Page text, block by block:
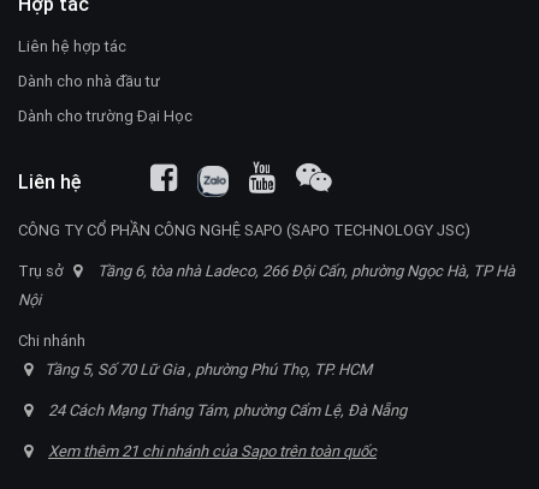
Liên hệ hợp tác
Dành cho nhà đầu tư
Dành cho trường Đại Học
Liên hệ
CÔNG TY CỔ PHẦN CÔNG NGHỆ SAPO (SAPO TECHNOLOGY JSC)
Trụ sở
Tầng 6, tòa nhà Ladeco, 266 Đội Cấn, phường Ngọc Hà, TP Hà
Nội
Chi nhánh
Tầng 5, Số 70 Lữ Gia , phường Phú Thọ, TP. HCM
24 Cách Mạng Tháng Tám, phường Cẩm Lệ, Đà Nẵng
Xem thêm 21 chi nhánh của Sapo trên toàn quốc